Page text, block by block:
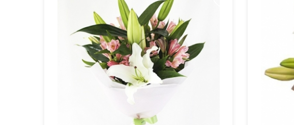
Упаковка фетр
60 см
45 см